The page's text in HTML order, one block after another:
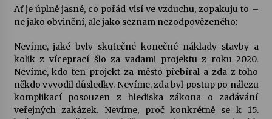
Ať je úplně jasné, co pořád visí ve vzduchu, zopakuju to –
ne jako obvinění, ale jako seznam nezodpovězeného:
Nevíme, jaké byly skutečné konečné náklady stavby a
kolik z víceprací šlo za vadami projektu z roku 2020.
Nevíme, kdo ten projekt za město přebíral a zda z toho
někdo vyvodil důsledky. Nevíme, zda byl postup po nálezu
komplikací posouzen z hlediska zákona o zadávání
veřejných zakázek. Nevíme, proč konkrétně se k 15.